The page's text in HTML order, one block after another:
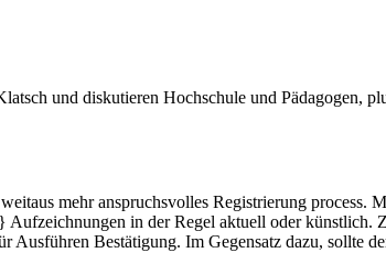
und diskutieren Hochschule und Pädagogen,
mehr anspruchsvolles Registrierung process.
in der Regel aktuell oder künstlich.
Bestätigung. Im Gegensatz dazu, sollte